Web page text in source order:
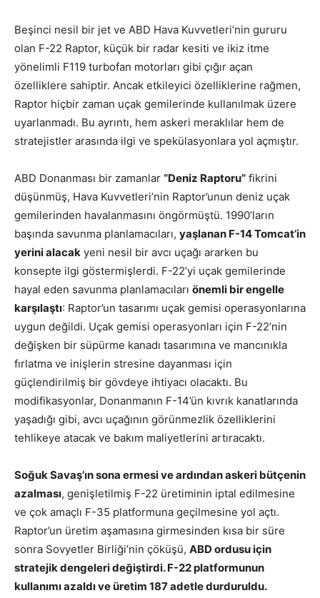
Beşinci nesil bir jet ve ABD Hava Kuvvetleri’nin gururu
olan F-22 Raptor, küçük bir radar kesiti ve ikiz itme
yönelimli F119 turbofan motorları gibi çığır açan
özelliklere sahiptir. Ancak etkileyici özelliklerine rağmen,
Raptor hiçbir zaman uçak gemilerinde kullanılmak üzere
uyarlanmadı. Bu ayrıntı, hem askeri meraklılar hem de
stratejistler arasında ilgi ve spekülasyonlara yol açmıştır.
ABD Donanması bir zamanlar “Deniz Raptoru” fikrini
düşünmüş, Hava Kuvvetleri’nin Raptor’unun deniz uçak
gemilerinden havalanmasını öngörmüştü. 1990’ların
başında savunma planlamacıları, yaşlanan F-14 Tomcat’in
yerini alacak yeni nesil bir avcı uçağı ararken bu
konsepte ilgi göstermişlerdi. F-22’yi uçak gemilerinde
hayal eden savunma planlamacıları önemli bir engelle
karşılaştı: Raptor’un tasarımı uçak gemisi operasyonlarına
uygun değildi. Uçak gemisi operasyonları için F-22’nin
değişken bir süpürme kanadı tasarımına ve mancınıkla
fırlatma ve inişlerin stresine dayanması için
güçlendirilmiş bir gövdeye ihtiyacı olacaktı. Bu
modifikasyonlar, Donanmanın F-14’ün kıvrık kanatlarında
yaşadığı gibi, avcı uçağının görünmezlik özelliklerini
tehlikeye atacak ve bakım maliyetlerini artıracaktı.
Soğuk Savaş’ın sona ermesi ve ardından askeri bütçenin
azalması, genişletilmiş F-22 üretiminin iptal edilmesine
ve çok amaçlı F-35 platformuna geçilmesine yol açtı.
Raptor’un üretim aşamasına girmesinden kısa bir süre
sonra Sovyetler Birliği’nin çöküşü, ABD ordusu için
stratejik dengeleri değiştirdi. F-22 platformunun
kullanımı azaldı ve üretim 187 adetle durduruldu.